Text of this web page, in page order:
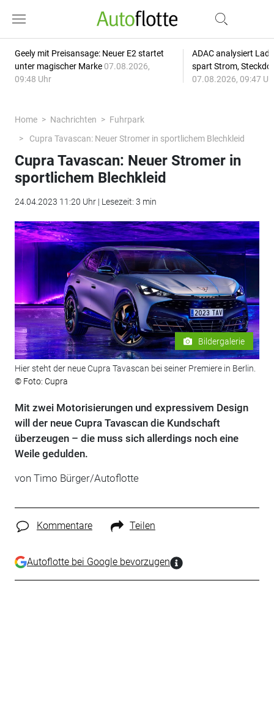
Geely mit Preisansage: Neuer E2 startet
unter magischer Marke 07.08.2026,
09:48 Uhr
ADAC analysiert
spart Strom,
07.08.2026, 09:47
Home Nachrichten
Fuhrpark
Cupra Tavascan: Neuer Stromer in sportlichem Blechkleid
Cupra Tavascan: Neuer Stromer in
sportlichem Blechkleid
24.04.2023 11:20 Uhr | Lesezeit: 3 min
Bildergalerie
Hier steht der neue Cupra Tavascan bei seiner Premiere in Berlin.
© Foto: Cupra
Mit zwei Motorisierungen und expressivem Design
will der neue Cupra Tavascan die Kundschaft
überzeugen – die muss sich allerdings noch eine
Weile gedulden.
von Timo Bürger/Autoflotte
Kommentare Teilen
Autoflotte bei Google bevorzugen